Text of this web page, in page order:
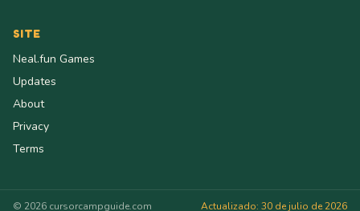
SITE
Neal.fun Games
Updates
About
Privacy
Terms
© 2026 cursorcampguide.com Actualizado: 30 de julio de 2026